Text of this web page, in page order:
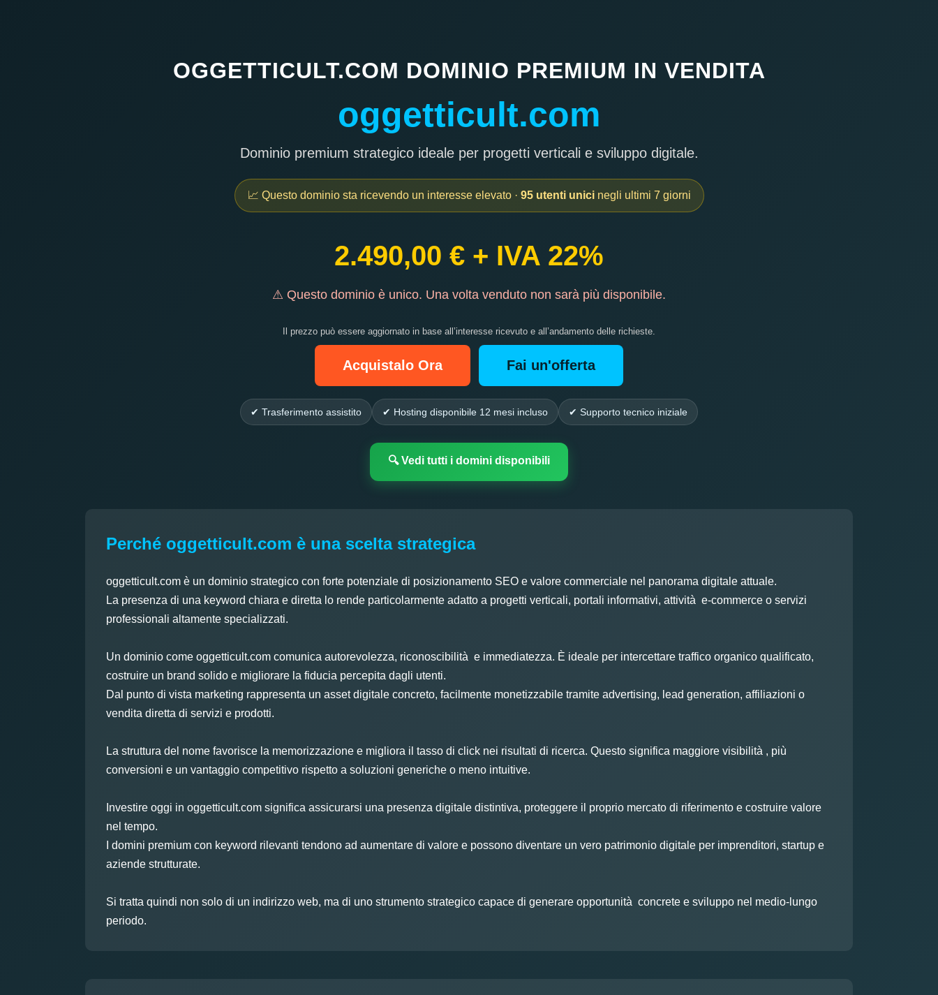
OGGETTICULT.COM DOMINIO PREMIUM IN VENDITA
oggetticult.com
Dominio premium strategico ideale per progetti verticali e sviluppo digitale.
📈 Questo dominio sta ricevendo un interesse elevato · 95 utenti unicinegli ultimi 7 giorni
2.490,00 € + IVA 22%
⚠ Questo dominio è unico. Una volta venduto non sarà più disponibile.
Il prezzo può essere aggiornato in base all’interesse ricevuto e all’andamento delle richieste.
Acquistalo Ora Fai un'offerta
✔ Trasferimento assistito ✔ Hosting disponibile 12 mesi incluso ✔ Supporto tecnico iniziale
🔍 Vedi tutti i domini disponibili
Perché oggetticult.com è una scelta strategica
oggetticult.com è un dominio strategico con forte potenziale di posizionamento SEO e valore commerciale nel panorama digitale attuale.
La presenza di una keyword chiara e diretta lo rende particolarmente adatto a progetti verticali, portali informativi, attività e-commerce o servizi
professionali altamente specializzati.
Un dominio come oggetticult.com comunica autorevolezza, riconoscibilità e immediatezza. È ideale per intercettare traffico organico qualificato,
costruire un brand solido e migliorare la fiducia percepita dagli utenti.
Dal punto di vista marketing rappresenta un asset digitale concreto, facilmente monetizzabile tramite advertising, lead generation, affiliazioni o
vendita diretta di servizi e prodotti.
La struttura del nome favorisce la memorizzazione e migliora il tasso di click nei risultati di ricerca. Questo significa maggiore visibilità , più
conversioni e un vantaggio competitivo rispetto a soluzioni generiche o meno intuitive.
Investire oggi in oggetticult.com significa assicurarsi una presenza digitale distintiva, proteggere il proprio mercato di riferimento e costruire valore
nel tempo.
I domini premium con keyword rilevanti tendono ad aumentare di valore e possono diventare un vero patrimonio digitale per imprenditori, startup e
aziende strutturate.
Si tratta quindi non solo di un indirizzo web, ma di uno strumento strategico capace di generare opportunità concrete e sviluppo nel medio-lungo
periodo.